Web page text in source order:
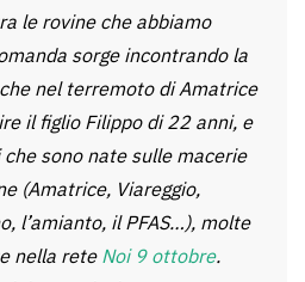
le rovine che abbiamo
sorge incontrando la
nel terremoto di Amatrice
il figlio Filippo di 22 anni, e
sono nate sulle macerie
(Amatrice, Viareggio,
l’amianto, il PFAS…), molte
nella rete Noi 9 ottobre.